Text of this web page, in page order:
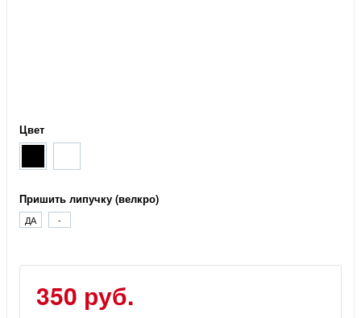
Цвет
Пришить липучку (велкро)
ДА -
350 руб.